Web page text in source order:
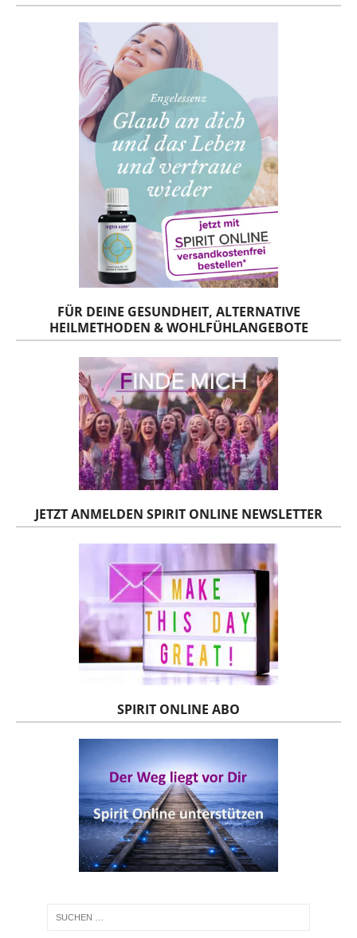
FÜR DEINE GESUNDHEIT, ALTERNATIVE
HEILMETHODEN & WOHLFÜHLANGEBOTE
JETZT ANMELDEN SPIRIT ONLINE NEWSLETTER
SPIRIT ONLINE ABO